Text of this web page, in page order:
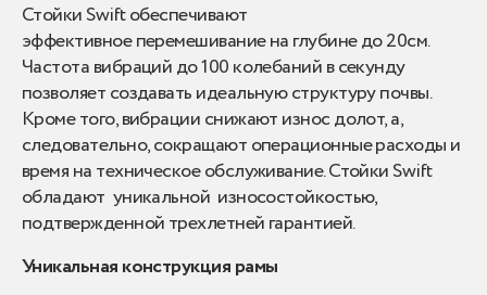
Стойки Swift обеспечивают
эффективное перемешивание на глубине до 20см.
Частота вибраций до 100 колебаний в секунду
позволяет создавать идеальную структуру почвы.
Кроме того, вибрации снижают износ долот, а,
следовательно, сокращают операционные расходы и
время на техническое обслуживание. Стойки Swift
обладают уникальной износостойкостью,
подтвержденной трехлетней гарантией.
Уникальная конструкция рамы